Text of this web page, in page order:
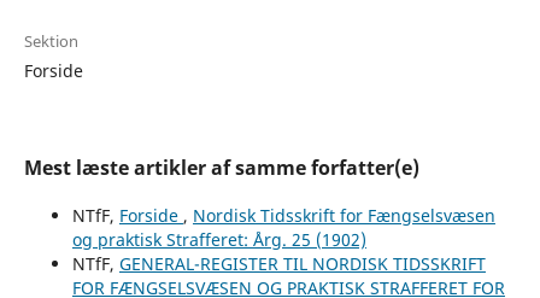
Sektion
Forside
Mest læste artikler af samme forfatter(e)
NTfF, Forside , Nordisk Tidsskrift for Fængselsvæsen
og praktisk Strafferet: Årg. 25 (1902)
NTfF, GENERAL-REGISTER TIL NORDISK TIDSSKRIFT
FOR FÆNGSELSVÆSEN OG PRAKTISK STRAFFERET FOR